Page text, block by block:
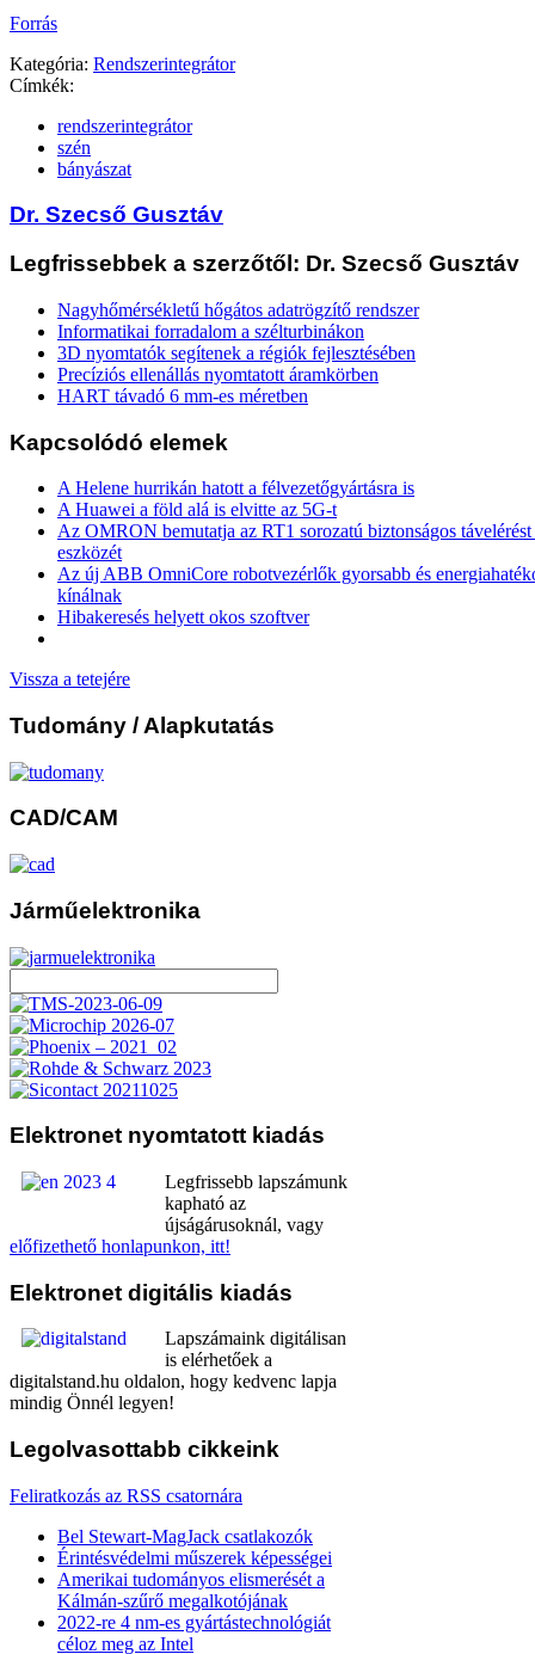
Forrás
Kategória: Rendszerintegrátor
Címkék:
rendszerintegrátor
szén
bányászat
Dr. Szecső Gusztáv
Legfrissebbek a szerzőtől: Dr. Szecső Gusztáv
Nagyhőmérsékletű hőgátos adatrögzítő rendszer
Informatikai forradalom a szélturbinákon
3D nyomtatók segítenek a régiók fejlesztésében
Precíziós ellenállás nyomtatott áramkörben
HART távadó 6 mm-es méretben
Kapcsolódó elemek
A Helene hurrikán hatott a félvezetőgyártásra is
A Huawei a föld alá is elvitte az 5G-t
Az OMRON bemutatja az RT1 sorozatú biztonságos
eszközét
Az új ABB OmniCore robotvezérlők gyorsabb és
kínálnak
Hibakeresés helyett okos szoftver
Vissza a tetejére
Tudomány / Alapkutatás
CAD/CAM
Járműelektronika
Elektronet nyomtatott kiadás
Legfrissebb lapszámunk
kapható az
újságárusoknál, vagy
előfizethető honlapunkon, itt!
Elektronet digitális kiadás
Lapszámaink digitálisan
is elérhetőek a
digitalstand.hu oldalon, hogy kedvenc lapja
mindig Önnél legyen!
Legolvasottabb cikkeink
Feliratkozás az RSS csatornára
Bel Stewart-MagJack csatlakozók
Érintésvédelmi műszerek képességei
Amerikai tudományos elismerését a
Kálmán-szűrő megalkotójának
2022-re 4 nm-es gyártástechnológiát
céloz meg az Intel